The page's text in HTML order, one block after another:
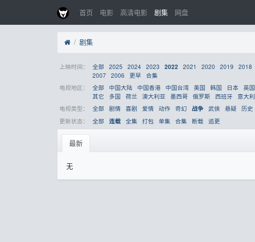
首页 电影 高清电影 剧集 网盘
剧集
上映时间： 全部 2025 2024 2023 2022 2021 2020 2019 2018
2007 2006 更早 合集
电视地区：
全部 中国大陆 中国香港 中国台湾 美国 韩国 日本 英国
其它
多国 荷兰 澳大利亚 墨西哥 俄罗斯 西班牙 意大利
电视类型：
全部 剧情 喜剧 爱情 动作 奇幻 战争 武侠 悬疑 历史
更新状态：
全部 连载 全集 打包 单集 合集 断载 追更
最新
无